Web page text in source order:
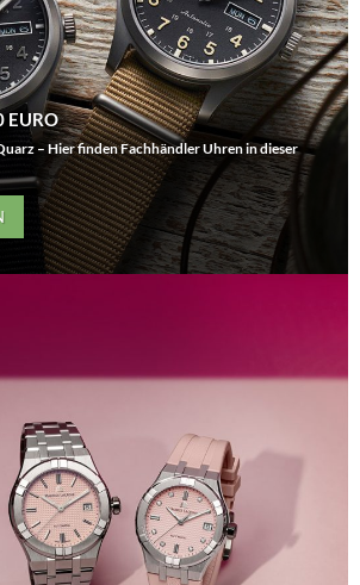
EURO
– Hier finden Fachhändler Uhren in dieser